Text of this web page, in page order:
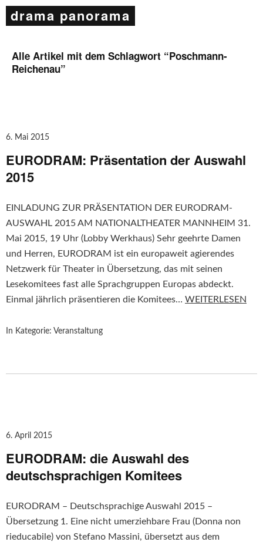
drama panorama
Alle Artikel mit dem Schlagwort “Poschmann-
Reichenau”
6. Mai 2015
EURODRAM: Präsentation der Auswahl
2015
EINLADUNG ZUR PRÄSENTATION DER EURODRAM-
AUSWAHL 2015 AM NATIONALTHEATER MANNHEIM 31.
Mai 2015, 19 Uhr (Lobby Werkhaus) Sehr geehrte Damen
und Herren, EURODRAM ist ein europaweit agierendes
Netzwerk für Theater in Übersetzung, das mit seinen
Lesekomitees fast alle Sprachgruppen Europas abdeckt.
Einmal jährlich präsentieren die Komitees… WEITERLESEN
In Kategorie: Veranstaltung
6. April 2015
EURODRAM: die Auswahl des
deutschsprachigen Komitees
EURODRAM – Deutschsprachige Auswahl 2015 –
Übersetzung 1. Eine nicht umerziehbare Frau (Donna non
rieducabile) von Stefano Massini, übersetzt aus dem